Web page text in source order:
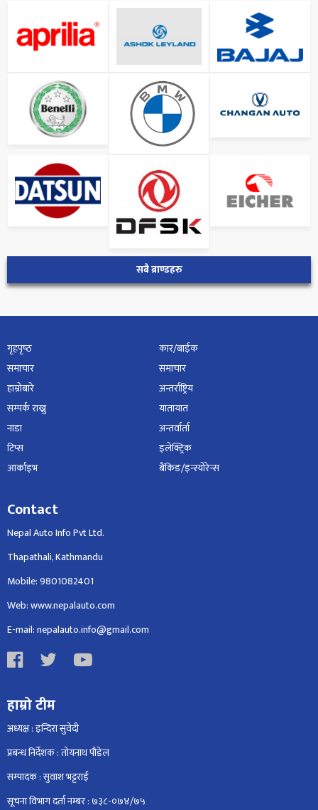
सबै ब्राण्डहरु
गृहपृष्‍ठ
समाचार
हाम्रोबारे
सम्पर्क राख्नु
नाडा
टिप्स
आर्काइभ
कार/बाईक
समाचार
अन्तर्राष्ट्रिय
यातायात
अन्तर्वार्ता
इलेक्ट्रिक
बैंकिङ/इन्स्योरेन्स
Contact
Nepal Auto Info Pvt Ltd.
Thapathali, Kathmandu
Mobile: 9801082401
Web: www.nepalauto.com
E-mail: nepalauto.info@gmail.com
हाम्रो टीम
अध्यक्ष : इन्दिरा सुवेदी
प्रबन्ध निर्देशक : तोयनाथ पौडेल
सम्पादक : सुवाश भट्टराई
सूचना विभाग दर्ता नम्बर : ७३८-०७४/७५